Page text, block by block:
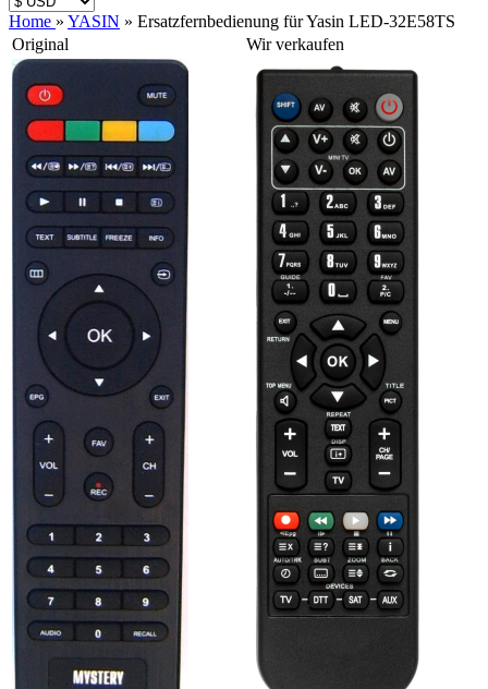
Home » YASIN » Ersatzfernbedienung für Yasin LED-32E58TS
Original
Wir verkaufen